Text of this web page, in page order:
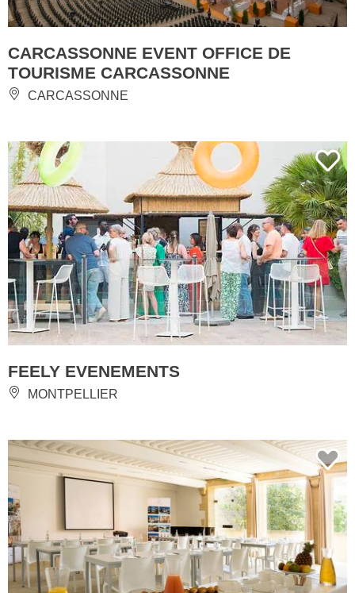
CARCASSONNE EVENT OFFICE DE
TOURISME CARCASSONNE
CARCASSONNE
FEELY EVENEMENTS
MONTPELLIER